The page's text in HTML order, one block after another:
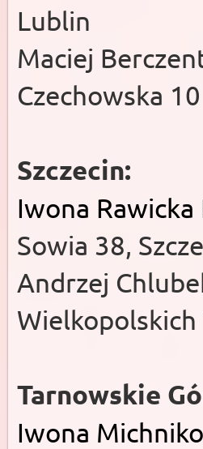
Lublin
Maciej
Czechowska
Szczecin:
Iwona Rawicka
Sowia 38,
Andrzej
Wielkopolskich
Tarnowskie
Iwona